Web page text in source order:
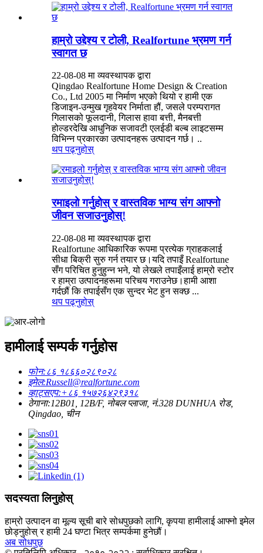
हाम्रो उद्देश्य र टोली, Realfortune भ्रमण गर्न
स्वागत छ
22-08-08 मा व्यवस्थापक द्वारा
Qingdao Realfortune Home Design & Creation
Co., Ltd 2005 मा निर्माण भएको थियो र हामी एक
डिजाइन-उन्मुख गृहवेयर निर्माता हौं, जसले परम्परागत
गिलासको फूलदानी, गिलास हावा बत्ती, मैनबत्ती
होल्डरदेखि आधुनिक सजावटी एलईडी बल्ब लाइटसम्म
विभिन्न प्रकारका उत्पादनहरू उत्पादन गर्छ। ..
थप पढ्नुहोस्
रमाइलो गर्नुहोस् र वास्तविक भाग्य संग आफ्नो
जीवन सजाउनुहोस्!
22-08-08 मा व्यवस्थापक द्वारा
Realfortune आधिकारिक रूपमा प्रत्येक ग्राहकलाई
सीधा बिक्री सुरु गर्न तयार छ।यदि तपाइँ Realfortune
सँग परिचित हुनुहुन्न भने, यो लेखले तपाइँलाई हाम्रो स्टोर
र हाम्रा उत्पादनहरूमा परिचय गराउनेछ।हामी आशा
गर्दछौं कि तपाईसँग एक सुन्दर भेट हुन सक्छ ...
थप पढ्नुहोस्
हामीलाई सम्पर्क गर्नुहोस
फोन:८६ १८६६०२८९०२८
इमेल:Russell@realfortune.com
व्हाट्सएप:+८६ १५७२६४२९३१८
ठेगाना:12B01, 12B/F, नोबल प्लाजा, नं.328 DUNHUA रोड,
Qingdao, चीन
सदस्यता लिनुहोस्
हाम्रो उत्पादन वा मूल्य सूची बारे सोधपुछको लागि, कृपया हामीलाई आफ्नो इमेल
छोड्नुहोस् र हामी 24 घण्टा भित्र सम्पर्कमा हुनेछौं।
अब सोधपुछ